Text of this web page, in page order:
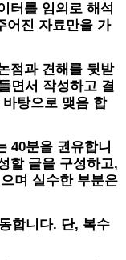
터를 임의로 해석
어진 자료만을 가
점과 견해를 뒷받
면서 작성하고 결
탕으로 맺음 합
40분을 권유합니
할 글을 구성하고,
며 실수한 부분은
합니다. 단, 복수